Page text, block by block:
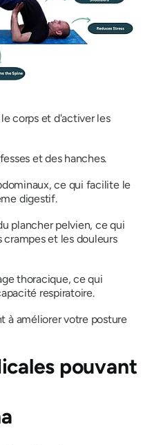
corps et d'activer les
et des hanches.
ce qui facilite le
digestif.
plancher pelvien, ce qui
et les douleurs
thoracique, ce qui
respiratoire.
à améliorer votre posture
pouvant